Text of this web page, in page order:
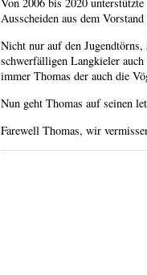
Ausscheiden aus dem
Nicht nur auf den
schwerfälligen Langkieler
immer Thomas der auch die
Nun geht Thomas auf seinen
Farewell Thomas, wir